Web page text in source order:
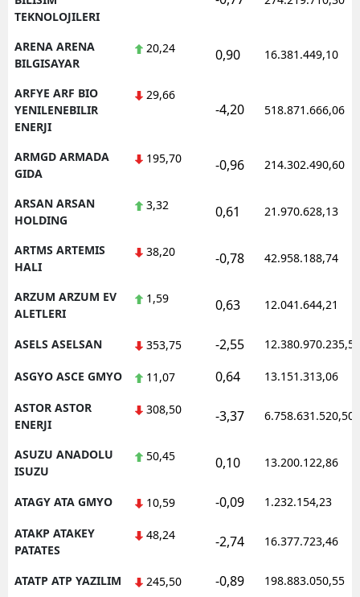
TEKNOLOJILERI
ARENA ARENA
BILGISAYAR
20,24 0,90 16.381.449,10
ARFYE ARF BIO
YENILENEBILIR
ENERJI
29,66
-4,20 518.871.666,06
ARMGD ARMADA
GIDA
195,70 -0,96 214.302.490,60
ARSAN ARSAN
HOLDING
3,32 0,61 21.970.628,13
ARTMS ARTEMIS
HALI
38,20 -0,78 42.958.188,74
ARZUM ARZUM EV
ALETLERI
1,59 0,63 12.041.644,21
ASELS ASELSAN 353,75 -2,55 12.380.970.235,50
ASGYO ASCE GMYO 11,07 0,64 13.151.313,06
ASTOR ASTOR
ENERJI
308,50 -3,37 6.758.631.520,50
ASUZU ANADOLU
ISUZU
50,45 0,10 13.200.122,86
ATAGY ATA GMYO 10,59 -0,09 1.232.154,23
ATAKP ATAKEY
PATATES
48,24 -2,74 16.377.723,46
ATATP ATP YAZILIM 245,50 -0,89 198.883.050,55